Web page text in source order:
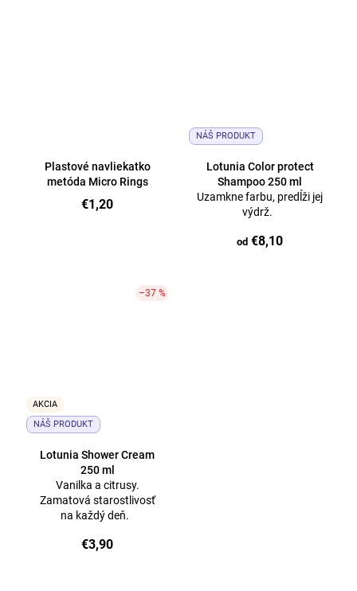
Plastové navliekatko
metóda Micro Rings
€1,20
NÁŠ PRODUKT
Lotunia Color protect
Shampoo 250 ml
Uzamkne farbu, predĺži jej
výdrž.
od €8,10
AKCIA
NÁŠ PRODUKT
–37 %
Lotunia Shower Cream
250 ml
Vanilka a citrusy.
Zamatová starostlivosť
na každý deň.
€3,90